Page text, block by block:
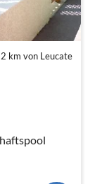
km von Leucate